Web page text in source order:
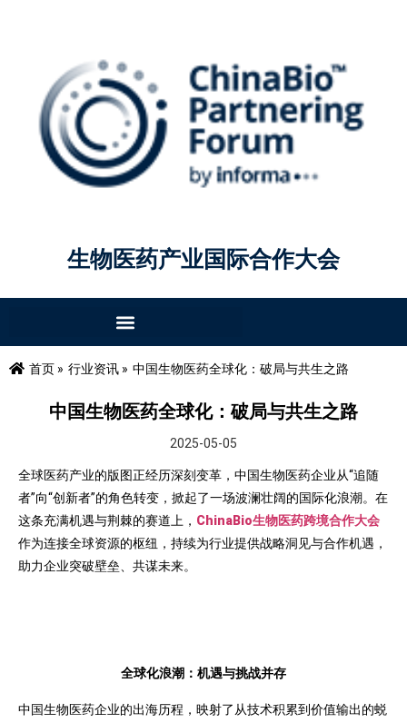
生物医药产业国际合作大会
首页 » 行业资讯 » 中国生物医药全球化：破局与共生之路
中国生物医药全球化：破局与共生之路
2025-05-05
全球医药产业的版图正经历深刻变革，中国生物医药企业从“追随
者”向“创新者”的角色转变，掀起了一场波澜壮阔的国际化浪潮。在
这条充满机遇与荆棘的赛道上， ChinaBio生物医药跨境合作大会
作为连接全球资源的枢纽，持续为行业提供战略洞见与合作机遇，
助力企业突破壁垒、共谋未来。
全球化浪潮：机遇与挑战并存
中国生物医药企业的出海历程，映射了从技术积累到价值输出的蜕